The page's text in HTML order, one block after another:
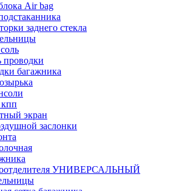
Air bag
заднего стекла
проводки
багажника
экран
заслонки
УНИВЕРСАЛЬНЫЙ